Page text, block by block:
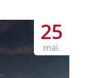
25
mai.